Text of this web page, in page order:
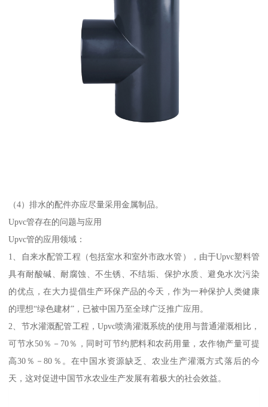
（4）排水的配件亦应尽量采用金属制品。
Upvc管存在的问题与应用
Upvc管的应用领域：
1、自来水配管工程（包括室水和室外市政水管），由于Upvc塑料管
具有耐酸碱、耐腐蚀、不生锈、不结垢、保护水质、避免水次污染
的优点，在大力提倡生产环保产品的今天，作为一种保护人类健康
的理想“绿色建材”，已被中国乃至全球广泛推广应用。
2、节水灌溉配管工程，Upvc喷滴灌溉系统的使用与普通灌溉相比，
可节水50％－70％，同时可节约肥料和农药用量，农作物产量可提
高30％－80％。在中国水资源缺乏、农业生产灌溉方式落后的今
天，这对促进中国节水农业生产发展有着极大的社会效益。